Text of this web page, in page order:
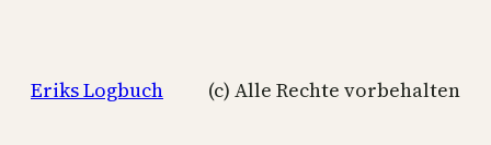
Eriks Logbuch (c) Alle Rechte vorbehalten